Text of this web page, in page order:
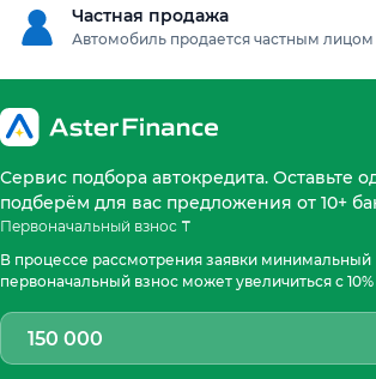
Частная продажа
Автомобиль продается частным лицом
Сервис подбора автокредита. Оставьте
подберём для вас предложения от 10+
Первоначальный взнос ₸
В процессе рассмотрения заявки минимальный
первоначальный взнос может увеличиться с 10%